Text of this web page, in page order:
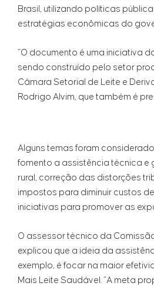
Brasil, utilizando políticas
estratégias econômicas do
“O documento é uma iniciativa
sendo construído pelo setor
Câmara Setorial de Leite e
Rodrigo Alvim, que também é
Alguns temas foram
fomento a assistência técnica e
rural, correção das distorções
impostos para diminuir custos
iniciativas para promover as
O assessor técnico da
explicou que a ideia da
exemplo, é focar na maior
Mais Leite Saudável. “A meta